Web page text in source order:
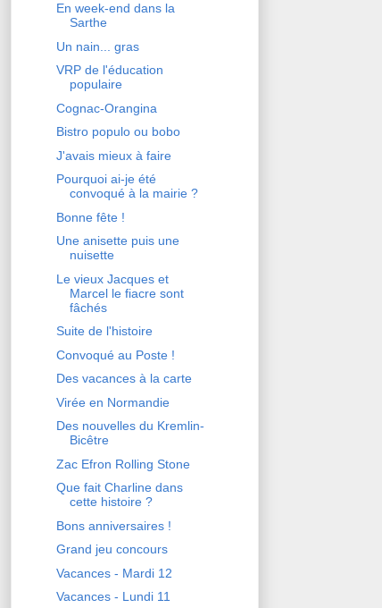
En week-end dans la
Sarthe
Un nain... gras
VRP de l'éducation
populaire
Cognac-Orangina
Bistro populo ou bobo
J'avais mieux à faire
Pourquoi ai-je été
convoqué à la mairie ?
Bonne fête !
Une anisette puis une
nuisette
Le vieux Jacques et
Marcel le fiacre sont
fâchés
Suite de l'histoire
Convoqué au Poste !
Des vacances à la carte
Virée en Normandie
Des nouvelles du Kremlin-
Bicêtre
Zac Efron Rolling Stone
Que fait Charline dans
cette histoire ?
Bons anniversaires !
Grand jeu concours
Vacances - Mardi 12
Vacances - Lundi 11